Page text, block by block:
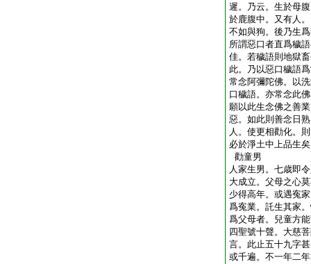
遲。乃云。生於母
於鹿腹中。又有人
不如與狗。後乃生
所謂惡口者直爲穢
佳。若穢語則地獄
此。乃以惡口穢語
常念阿彌陀佛。以
口穢語。亦常念此
願以此生念佛之善
惡。如此則善念日
人。使更相勸化。
必於淨土中上品生矣
勸童男
人家生男。七歳即
大成立。父母之心
少得高年。或遇寃
爲寃業。託生其家
爲父母者。兒童方
四聖號十聲。大慈
言。此止五十九字
或千遍。不一年二